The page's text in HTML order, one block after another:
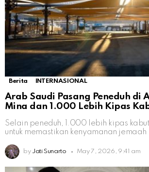
Berita INTERNASIONAL
Arab Saudi Pasang Peneduh di
Mina dan 1.000 Lebih Kipas
Selain peneduh, 1.000 lebih kipas
untuk memastikan kenyamanan jemaah
by Jati Sunarto May 7, 2026, 9:41 am